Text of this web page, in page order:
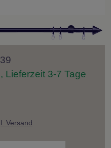
Lieferzeit 3-7 Tage
Versand